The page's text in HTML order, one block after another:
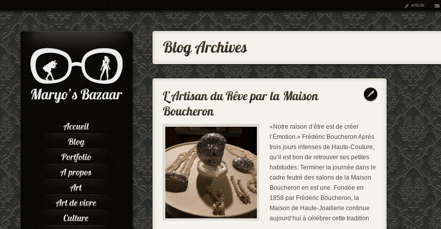
article
«Notre raison d’être est de créer
l’Émotion.» Frédéric Boucheron Après
trois jours intenses de Haute-Couture,
qu’il est bon de retrouver ses petites
habitudes. Terminer la journée dans le
cadre feutré des salons de la Maison
Boucheron en est une. Fondée en
1858 par Frédéric Boucheron, la
Maison de Haute-Joaillerie continue
aujourd’hui à célébrer cette tradition